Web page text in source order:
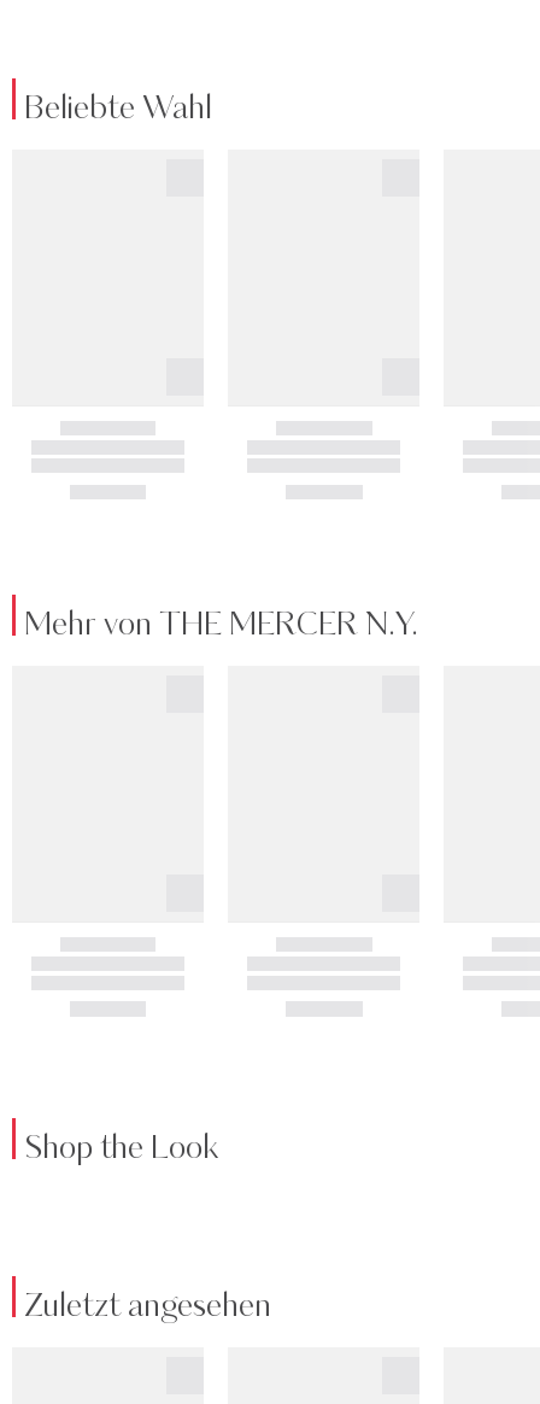
Beliebte Wahl
Mehr von THE MERCER N.Y.
Shop the Look
Zuletzt angesehen